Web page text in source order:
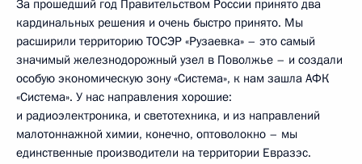
За прошедший год Правительством России принято два
кардинальных решения и очень быстро принято. Мы
расширили территорию ТОСЭР «Рузаевка» – это самый
значимый железнодорожный узел в Поволжье – и создали
особую экономическую зону «Система», к нам зашла АФК
«Система». У нас направления хорошие:
и радиоэлектроника, и светотехника, и из направлений
малотоннажной химии, конечно, оптоволокно – мы
единственные производители на территории Евразэс.